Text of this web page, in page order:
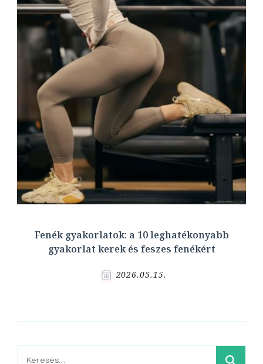
Fenék gyakorlatok: a 10 leghatékonyabb
gyakorlat kerek és feszes fenékért
2026.05.15.